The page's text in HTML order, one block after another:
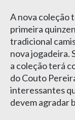
A nova coleção
primeira
tradicional
nova jogadeira.
a coleção terá
do Couto
interessantes
devem agradar